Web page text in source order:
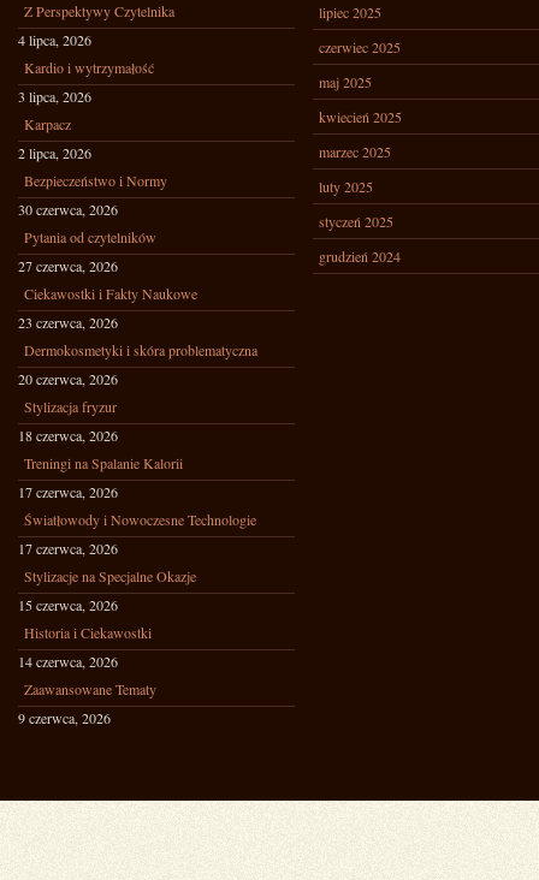
Z Perspektywy Czytelnika
4 lipca, 2026
Kardio i wytrzymałość
3 lipca, 2026
Karpacz
2 lipca, 2026
Bezpieczeństwo i Normy
30 czerwca, 2026
Pytania od czytelników
27 czerwca, 2026
Ciekawostki i Fakty Naukowe
23 czerwca, 2026
Dermokosmetyki i skóra problematyczna
20 czerwca, 2026
Stylizacja fryzur
18 czerwca, 2026
Treningi na Spalanie Kalorii
17 czerwca, 2026
Światłowody i Nowoczesne Technologie
17 czerwca, 2026
Stylizacje na Specjalne Okazje
15 czerwca, 2026
Historia i Ciekawostki
14 czerwca, 2026
Zaawansowane Tematy
9 czerwca, 2026
lipiec 2025
czerwiec 2025
maj 2025
kwiecień 2025
marzec 2025
luty 2025
styczeń 2025
grudzień 2024